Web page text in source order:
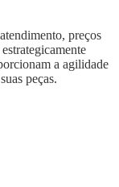
preços
a agilidade
peças.